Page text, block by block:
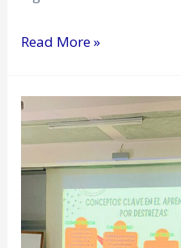
Read More »